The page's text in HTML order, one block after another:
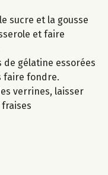
sucre et la gousse
et faire
de gélatine essorées
faire fondre.
verrines, laisser